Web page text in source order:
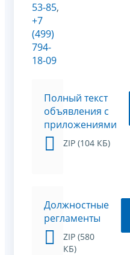
53-85,
+7
(499)
794-
18-09
Полный текст
объявления с
приложениями
ZIP (104 КБ)
Должностные
регламенты
ZIP (580
КБ)